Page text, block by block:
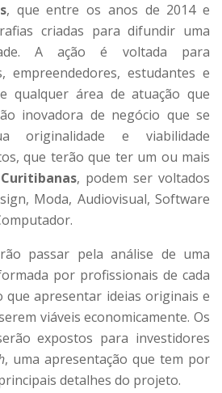
, que entre os anos de 2014 e
criadas para difundir uma
A ação é voltada para
empreendedores, estudantes e
qualquer área de atuação que
inovadora de negócio que se
originalidade e viabilidade
que terão que ter um ou mais
, podem ser voltados
Moda, Audiovisual, Software
passar pela análise de uma
por profissionais de cada
que apresentar ideias originais e
viáveis economicamente. Os
expostos para investidores
, uma apresentação que tem por
detalhes do projeto.